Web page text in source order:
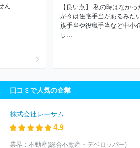
ズ・ケアネット株式会社
株式会社グロップ
三ツ星ベルト販賣株式会社 東山産
カムラロジスティクス
サナテックシード株
株式会社朝日新聞立川総合販売
ん
【良い点】 私の時はなかっ
が今は住宅手当があるみた
族手当や役職手当など中小
し...
口コミで人気の企業
株式会社レーサム
4.9
業界： 不動産(総合不動産・デベロッパー)